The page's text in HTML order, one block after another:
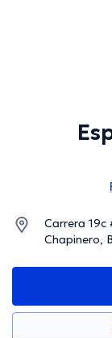
Carrera 19c
Chapinero,